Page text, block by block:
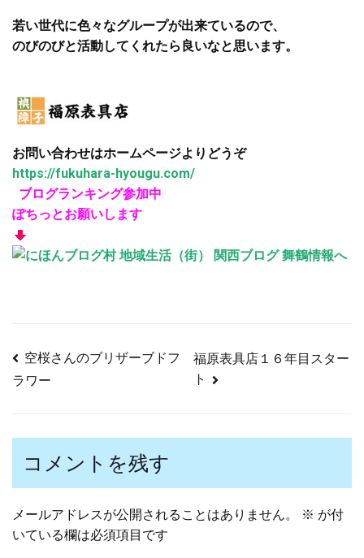
若い世代に色々なグループが出来ているので、
のびのびと活動してくれたら良いなと思います。
お問い合わせはホームページよりどうぞ
https://fukuhara-hyougu.com/
ブログランキング参加中
ぽちっとお願いします
投
ナ
ビ
空桜さんのブリザーブドフ
ラワー
福原表具店１６年目スター
ト
コメントを残す
メールアドレスが公開されることはありません。 ※ が付
いている欄は必須項目です